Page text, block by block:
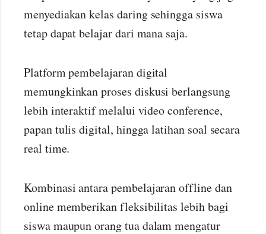
menyediakan kelas daring sehingga siswa
tetap dapat belajar dari mana saja.
Platform pembelajaran digital
memungkinkan proses diskusi berlangsung
lebih interaktif melalui video conference,
papan tulis digital, hingga latihan soal secara
real time.
Kombinasi antara pembelajaran offline dan
online memberikan fleksibilitas lebih bagi
siswa maupun orang tua dalam mengatur